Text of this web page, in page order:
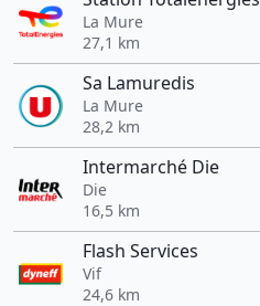
La Mure
27,1 km
Sa Lamuredis
La Mure
28,2 km
Intermarché Die
Die
16,5 km
Flash Services
Vif
24,6 km